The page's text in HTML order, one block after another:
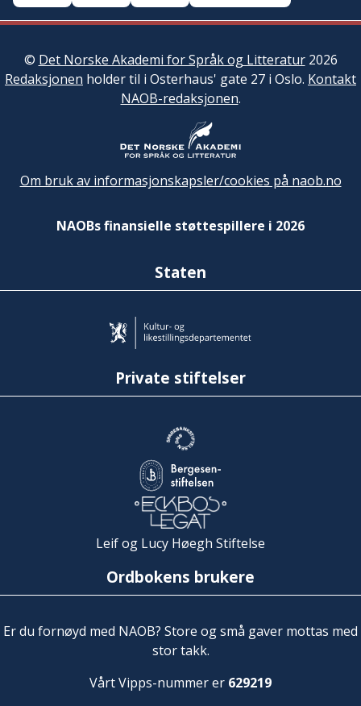
© Det Norske Akademi for Språk og Litteratur2026
Redaksjonen holder til i Osterhaus' gate 27 i Oslo. Kontakt
NAOB-redaksjonen.
Om bruk av informasjonskapsler/cookies på naob.no
NAOBs finansielle støttespillere i 2026
Staten
Private stiftelser
Leif og Lucy Høegh Stiftelse
Ordbokens brukere
Er du fornøyd med NAOB? Store og små gaver mottas med
stor takk.
Vårt Vipps-nummer er 629219